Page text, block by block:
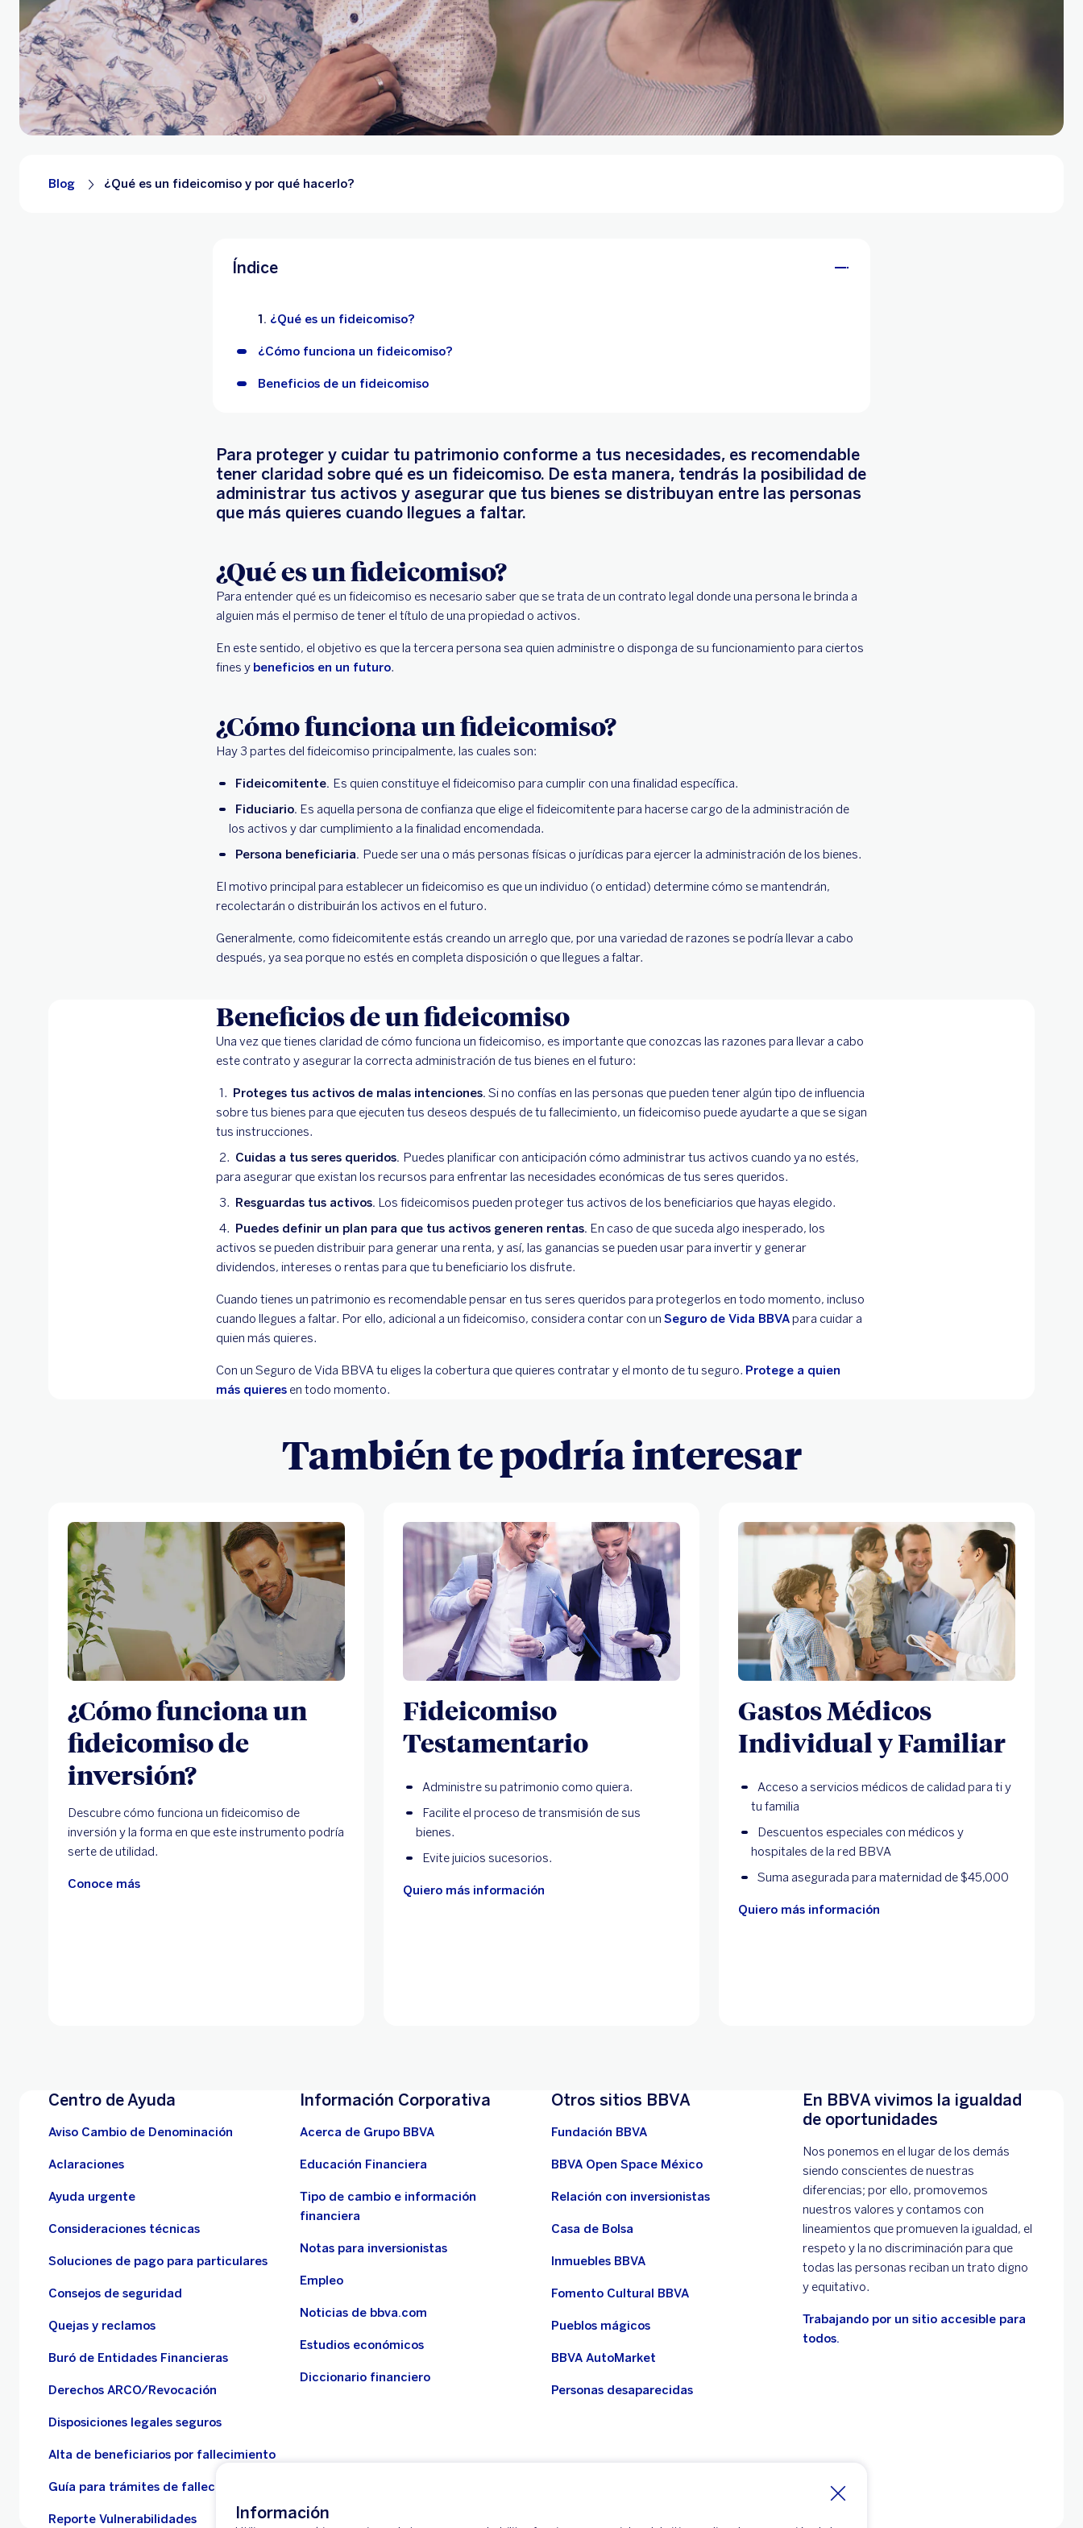
Información
Blog ¿Qué es un fideicomiso y por qué hacerlo?
Índice
¿Qué es un fideicomiso?
¿Cómo funciona un fideicomiso?
Beneficios de un fideicomiso
Para proteger y cuidar tu patrimonio conforme a tus necesidades, es recomendable
tener claridad sobre qué es un fideicomiso. De esta manera, tendrás la posibilidad de
administrar tus activos y asegurar que tus bienes se distribuyan entre las personas
que más quieres cuando llegues a faltar.
¿Qué es un fideicomiso?
Para entender qué es un fideicomiso es necesario saber que se trata de un contrato legal donde una persona le brinda a
alguien más el permiso de tener el título de una propiedad o activos.
En este sentido, el objetivo es que la tercera persona sea quien administre o disponga de su funcionamiento para ciertos
fines y beneficios en un futuro.
¿Cómo funciona un fideicomiso?
Hay 3 partes del fideicomiso principalmente, las cuales son:
Fideicomitente. Es quien constituye el fideicomiso para cumplir con una finalidad específica.
Fiduciario. Es aquella persona de confianza que elige el fideicomitente para hacerse cargo de la administración de
los activos y dar cumplimiento a la finalidad encomendada.
Persona beneficiaria. Puede ser una o más personas físicas o jurídicas para ejercer la administración de los bienes.
El motivo principal para establecer un fideicomiso es que un individuo (o entidad) determine cómo se mantendrán,
recolectarán o distribuirán los activos en el futuro.
Generalmente, como fideicomitente estás creando un arreglo que, por una variedad de razones se podría llevar a cabo
después, ya sea porque no estés en completa disposición o que llegues a faltar.
Beneficios de un fideicomiso
Una vez que tienes claridad de cómo funciona un fideicomiso, es importante que conozcas las razones para llevar a cabo
este contrato y asegurar la correcta administración de tus bienes en el futuro:
Proteges tus activos de malas intenciones. Si no confías en las personas que pueden tener algún tipo de influencia
sobre tus bienes para que ejecuten tus deseos después de tu fallecimiento, un fideicomiso puede ayudarte a que se sigan
tus instrucciones.
Cuidas a tus seres queridos. Puedes planificar con anticipación cómo administrar tus activos cuando ya no estés,
para asegurar que existan los recursos para enfrentar las necesidades económicas de tus seres queridos.
Resguardas tus activos. Los fideicomisos pueden proteger tus activos de los beneficiarios que hayas elegido.
Puedes definir un plan para que tus activos generen rentas. En caso de que suceda algo inesperado, los
activos se pueden distribuir para generar una renta, y así, las ganancias se pueden usar para invertir y generar
dividendos, intereses o rentas para que tu beneficiario los disfrute.
Cuando tienes un patrimonio es recomendable pensar en tus seres queridos para protegerlos en todo momento, incluso
cuando llegues a faltar. Por ello, adicional a un fideicomiso, considera contar con un Seguro de Vida BBVApara cuidar a
quien más quieres.
Con un Seguro de Vida BBVA tu eliges la cobertura que quieres contratar y el monto de tu seguro. Protege a quien
más quieres en todo momento.
También te podría interesar
¿Cómo funciona un
fideicomiso de
inversión?
Descubre cómo funciona un fideicomiso de
inversión y la forma en que este instrumento podría
serte de utilidad.
Conoce más
Fideicomiso
Testamentario
Administre su patrimonio como quiera.
Facilite el proceso de transmisión de sus
bienes.
Evite juicios sucesorios.
Quiero más información
Gastos Médicos
Individual y Familiar
Acceso a servicios médicos de calidad para ti y
tu familia
Descuentos especiales con médicos y
hospitales de la red BBVA
Suma asegurada para maternidad de $45,000
Quiero más información
Centro de Ayuda
Aviso Cambio de Denominación
Aclaraciones
Ayuda urgente
Consideraciones técnicas
Soluciones de pago para particulares
Consejos de seguridad
Quejas y reclamos
Buró de Entidades Financieras
Derechos ARCO/Revocación
Disposiciones legales seguros
Alta de beneficiarios por fallecimiento
Guía para trámites de fallecidos
Reporte Vulnerabilidades
Información Corporativa
Acerca de Grupo BBVA
Educación Financiera
Tipo de cambio e información
financiera
Notas para inversionistas
Empleo
Noticias de bbva.com
Estudios económicos
Diccionario financiero
Otros sitios BBVA
Fundación BBVA
BBVA Open Space México
Relación con inversionistas
Casa de Bolsa
Inmuebles BBVA
Fomento Cultural BBVA
Pueblos mágicos
BBVA AutoMarket
Personas desaparecidas
En BBVA vivimos la igualdad
de oportunidades
Nos ponemos en el lugar de los demás
siendo conscientes de nuestras
diferencias; por ello, promovemos
nuestros valores y contamos con
lineamientos que promueven la igualdad, el
respeto y la no discriminación para que
todas las personas reciban un trato digno
y equitativo.
Trabajando por un sitio accesible para
todos.